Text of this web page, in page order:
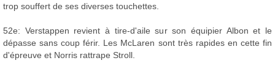
trop souffert de ses diverses touchettes.
52e: Verstappen revient à tire-d'aile sur son équipier Albon et le
dépasse sans coup férir. Les McLaren sont très rapides en cette fin
d'épreuve et Norris rattrape Stroll.